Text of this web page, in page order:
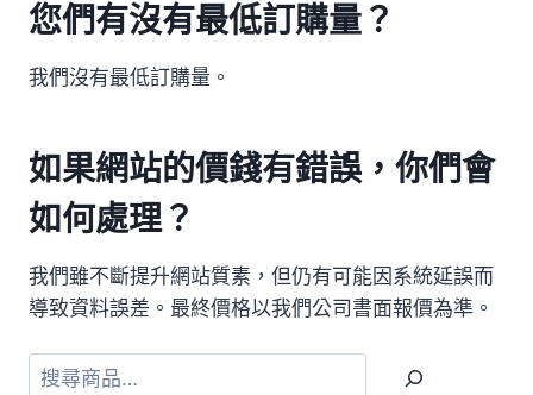
您們有沒有最低訂購量？
我們沒有最低訂購量。
如果網站的價錢有錯誤，你們會
如何處理？
我們雖不斷提升網站質素，但仍有可能因系統延誤而
導致資料誤差。最終價格以我們公司書面報價為準。
搜